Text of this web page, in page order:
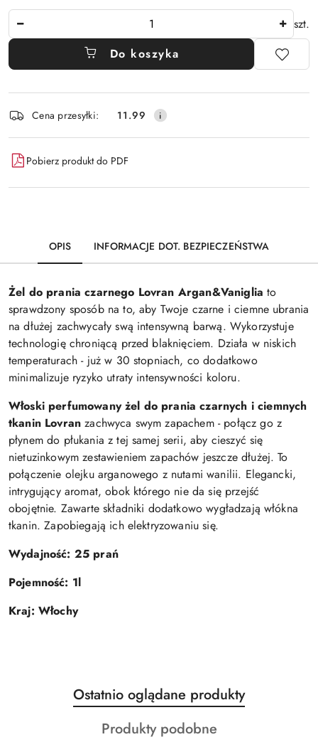
szt.
Do koszyka
i
dostawa
Cena przesyłki: 11.99
Pobierz produkt do PDF
OPIS INFORMACJE DOT. BEZPIECZEŃSTWA
Żel do prania czarnego Lovran Argan&Vaniglia to
sprawdzony sposób na to, aby Twoje czarne i ciemne ubrania
na dłużej zachwycały swą intensywną barwą. Wykorzystuje
technologię chroniącą przed blaknięciem. Działa w niskich
temperaturach - już w 30 stopniach, co dodatkowo
minimalizuje ryzyko utraty intensywności koloru.
Włoski perfumowany żel do prania czarnych i ciemnych
tkanin Lovran zachwyca swym zapachem - połącz go z
płynem do płukania z tej samej serii, aby cieszyć się
nietuzinkowym zestawieniem zapachów jeszcze dłużej. To
połączenie olejku arganowego z nutami wanilii. Elegancki,
intrygujący aromat, obok którego nie da się przejść
obojętnie. Zawarte składniki dodatkowo wygładzają włókna
tkanin. Zapobiegają ich elektryzowaniu się.
Wydajność: 25 prań
Pojemność: 1l
Kraj: Włochy
Pomiń karuzelę produktów
Produkty
o
statusie:
Ostatnio oglądane produkty
Produkty
Produkty podobne